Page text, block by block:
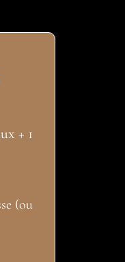
+ 1
(ou